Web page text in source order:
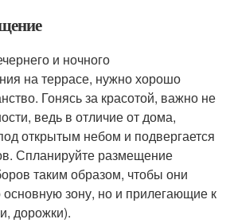
и ночного
на террасе, нужно хорошо
Гонясь за красотой, важно не
ведь в отличие от дома,
открытым небом и подвергается
Спланируйте размещение
таким образом, чтобы они
зону, но и прилегающие к
дорожки).